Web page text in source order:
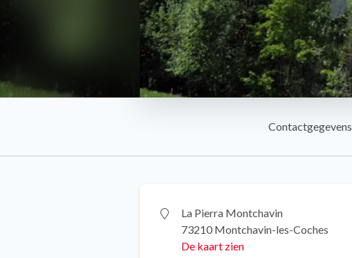
Contactgegevens
La Pierra Montchavin
73210 Montchavin-les-Coches
De kaart zien